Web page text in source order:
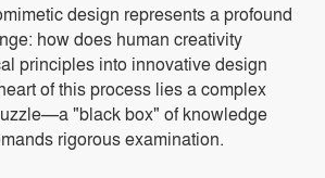
design represents a profound
how does human creativity
principles into innovative design
of this process lies a complex
"black box" of knowledge
rigorous examination.